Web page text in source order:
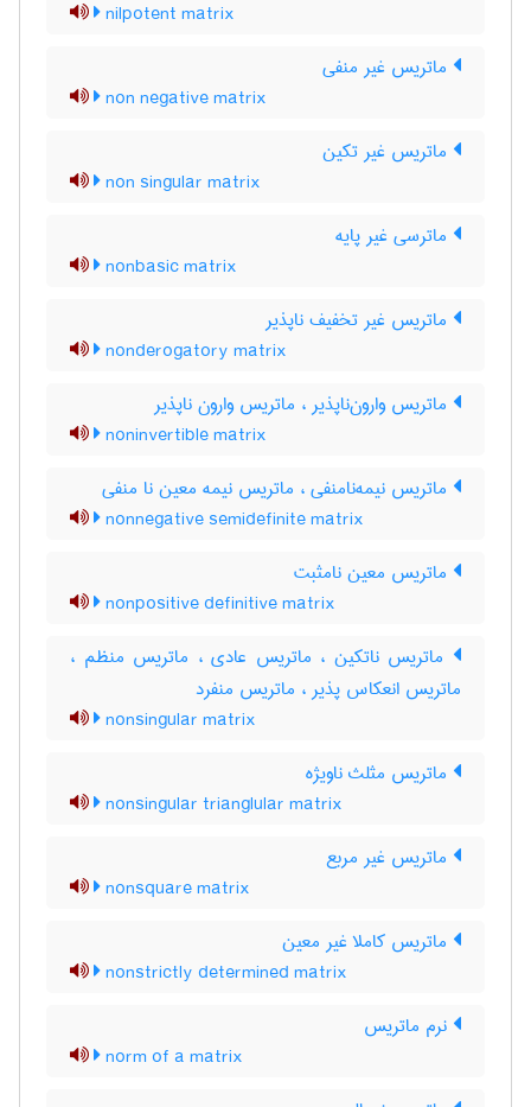
nilpotent matrix
ماتریس غیر منفی
non negative matrix
ماتریس غیر تکین
non singular matrix
ماترسی غیر پایه
nonbasic matrix
ماتریس غیر تخفیف ناپذیر
nonderogatory matrix
ماتریس وارون‌ناپذیر ، ماتریس وارون ناپذیر
noninvertible matrix
ماتریس نیمه‌نامنفی ، ماتریس نیمه معین نا منفی
nonnegative semidefinite matrix
ماتریس معین نامثبت
nonpositive definitive matrix
ماتریس ناتکین ، ماتریس عادی ، ماتریس منظم ،
ماتریس انعکاس پذیر ، ماتریس منفرد
nonsingular matrix
ماتریس مثلث ناویژه
nonsingular trianglular matrix
ماتریس غیر مربع
nonsquare matrix
ماتریس کاملا غیر معین
nonstrictly determined matrix
نرم ماتریس
norm of a matrix